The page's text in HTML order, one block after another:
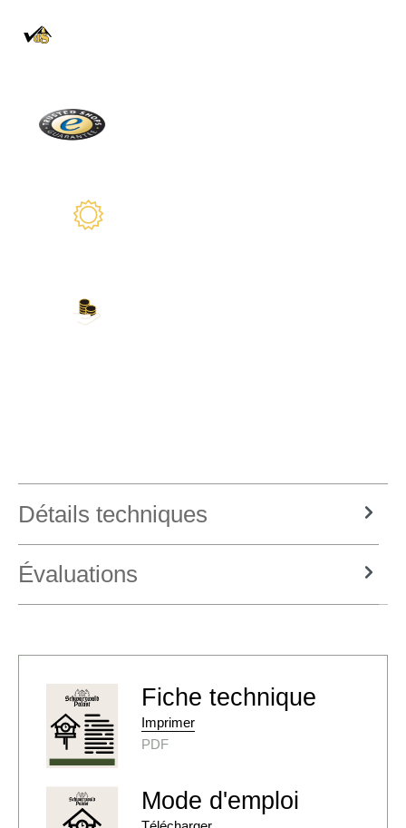
Détails techniques
Évaluations
Fiche technique
Imprimer
PDF
Mode d'emploi